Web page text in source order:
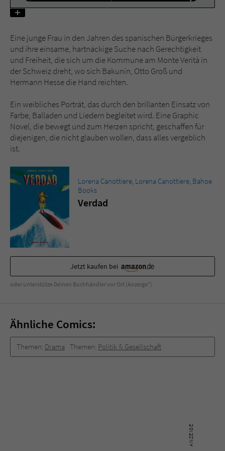
Eine junge Frau in den Jahren des spanischen Bürgerkrieges
und ihre einsame, hartnäckige Suche nach Gerechtigkeit
und Freiheit, die sich um die Kommune am Monte Verità in
der Schweiz dreht, wo sich Bakunin, Otto Groß und
Hermann Hesse die Hand reichten.
Ein weibliches Porträt, das durch den brillanten Einsatz von
Farbe, Balladen und Liedern begleitet wird. Eine Graphic
Novel, die bewegt und zum Herzen spricht, geschaffen für
diejenigen, die nicht glauben wollen, dass alles vergeblich
ist.
Lorena Canottiere, Lorena Canottiere, Bahoe
Books
Verdad
Jetzt kaufen bei
oder unterstütze Deinen Buchhändler vor Ort (Anzeige*)
Ähnliche Comics:
Themen: Drama Themen: Politik & Gesellschaft
Anbieter Literatur-Couch Medien GmbH & Co. KG
Laufzeit 1 Jahr
Name fe_typo_user
Laufzeit
Zweck
Dieses Cookie gewährleistet die
Kommunikation der Webseite mit dem